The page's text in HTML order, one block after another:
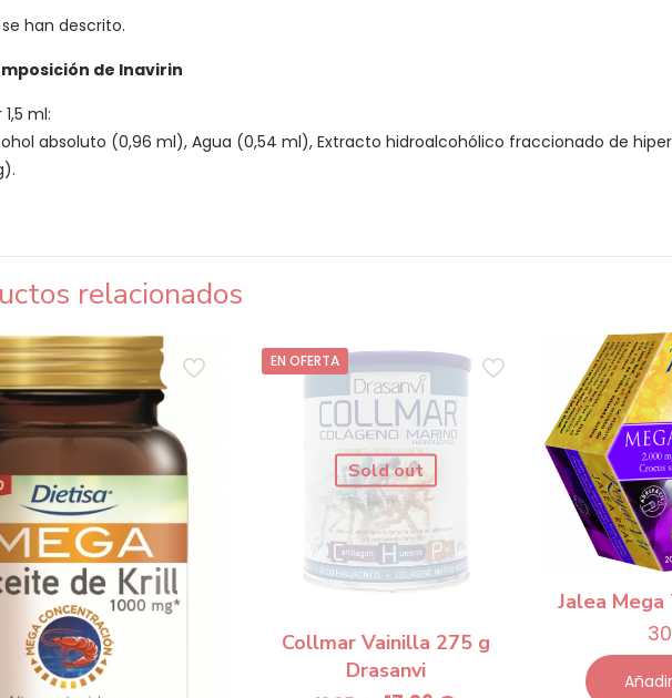
se han descrito.
de Inavirin
1,5 ml:
absoluto (0,96 ml), Agua (0,54 ml), Extracto hidroalcohólico fraccionado de
relacionados
EN OFERTA
Sold out
Collmar Vainilla 275 g
Drasanvi
Jalea